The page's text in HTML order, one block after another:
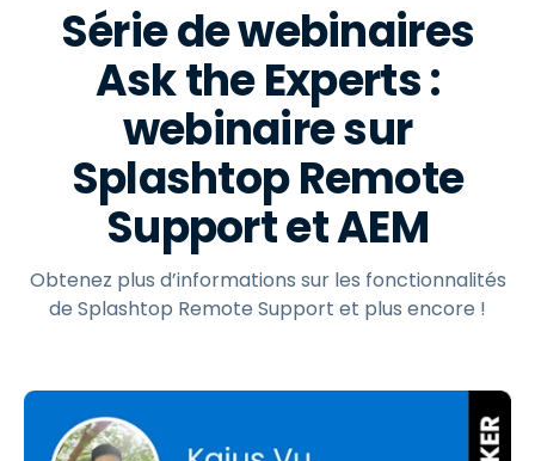
Série de webinaires
Ask the Experts :
webinaire sur
Splashtop Remote
Support et AEM
Obtenez plus d’informations sur les fonctionnalités
de Splashtop Remote Support et plus encore !